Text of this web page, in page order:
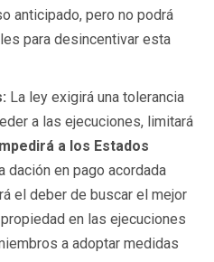
anticipado, pero no podrá
para desincentivar esta
La ley exigirá una tolerancia
a las ejecuciones, limitará
a los Estados
dación en pago acordada
el deber de buscar el mejor
en las ejecuciones
a adoptar medidas